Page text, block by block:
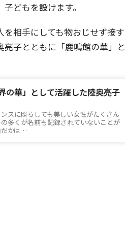
どもを設けます。
相手にしても物おじせず接す
子とともに「鹿鳴館の華」と
華」として活躍した陸奥亮子
スに照らしても美しい女性がたくさん
多くが名前も記録されていないことが
だかは…